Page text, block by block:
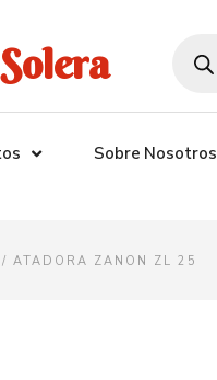
Sobre Nosotros
/ ATADORA ZANON ZL 25